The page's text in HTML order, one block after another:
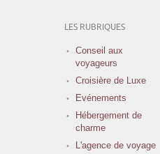
LES RUBRIQUES
Conseil aux
voyageurs
Croisière de Luxe
Evénements
Hébergement de
charme
L'agence de voyage